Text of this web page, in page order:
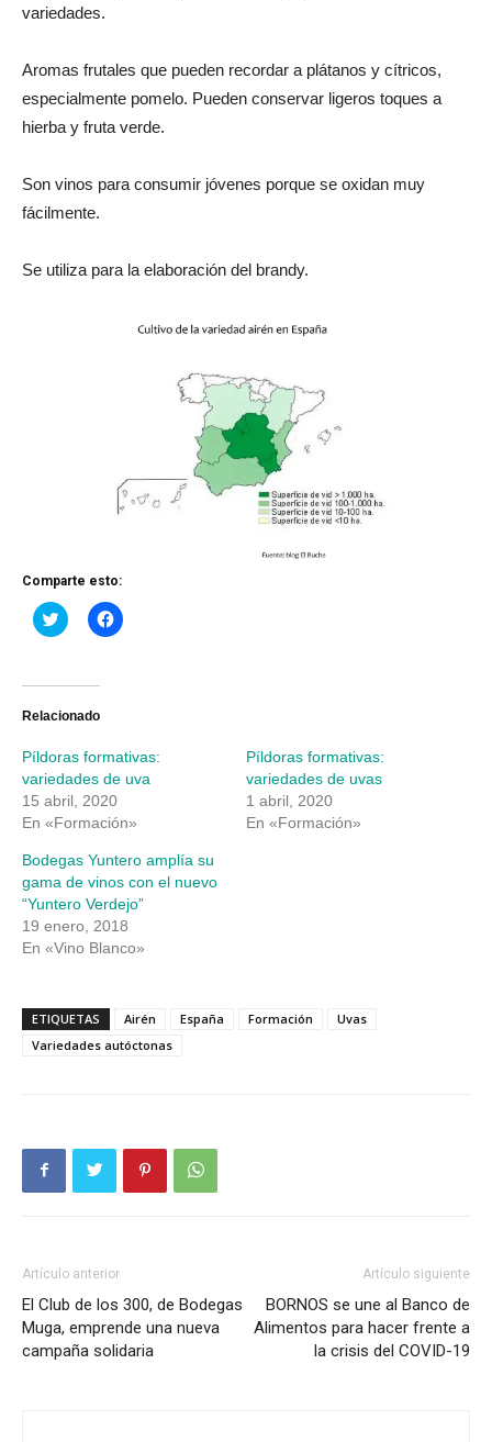
variedades.
Aromas frutales que pueden recordar a plátanos y cítricos,
especialmente pomelo. Pueden conservar ligeros toques a
hierba y fruta verde.
Son vinos para consumir jóvenes porque se oxidan muy
fácilmente.
Se utiliza para la elaboración del brandy.
Comparte esto:
Haz
clic
Twitter
abre
ventana
nueva)
Haz
clic
ventana
nueva)
Relacionado
Píldoras formativas:
variedades de uva
15 abril, 2020
En «Formación»
Píldoras formativas:
variedades de uvas
1 abril, 2020
En «Formación»
Bodegas Yuntero amplía su
gama de vinos con el nuevo
“Yuntero Verdejo”
19 enero, 2018
En «Vino Blanco»
ETIQUETAS Airén España Formación
Uvas
Variedades autóctonas
Artículo anterior
El Club de los 300, de Bodegas
Muga, emprende una nueva
campaña solidaria
Artículo siguiente
BORNOS se une al Banco de
Alimentos para hacer frente a
la crisis del COVID-19